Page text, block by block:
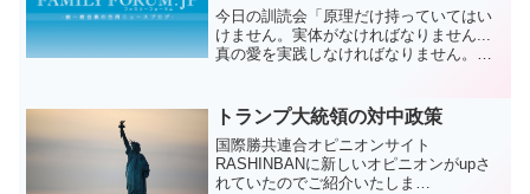
今日の訓読会「原理だけ持っていてはい
けません。実体がなければなりません...
真の愛を実践しなければなりません。そ
トランプ大統領の対中政策
国際勝共連合オピニオンサイト
RASHINBANに新しいオピニオンがupさ
れていたのでご紹介いたしま